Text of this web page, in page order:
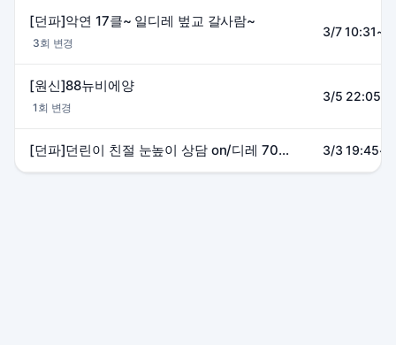
[던파]악연 17클~ 일디레 벞교 갈사람~
3회 변경
3/7
[원신]88뉴비에양
1회 변경
3/5
[던파]던린이 친절 눈높이 상담 on/디레 70클 + 3/3